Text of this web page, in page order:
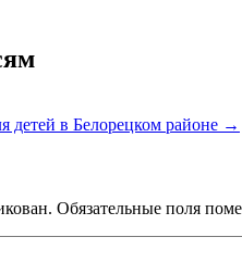
детей в Белорецком районе →
Обязательные поля